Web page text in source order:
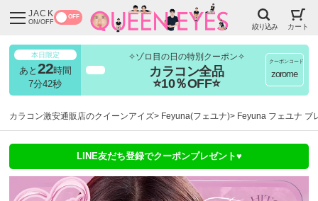
JACK
ON/OFF
OFF
絞り込み カート
本日限定
あと 22時間
7分41秒
✧ゾロ目の日の特別クーポン✧
カラコン全品
⭐10％OFF⭐
クーポンコード
zorome
カラコン激安通販店のクイーンアイズ Feyuna(フェユナ) Feyuna フェユナ ブ
LINE友だち登録でクーポンプレゼント♥